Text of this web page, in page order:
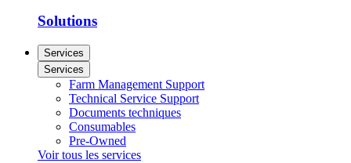
Solutions
Services
Services
Farm Management Support
Technical Service Support
Documents techniques
Consumables
Pre-Owned
Voir tous les services